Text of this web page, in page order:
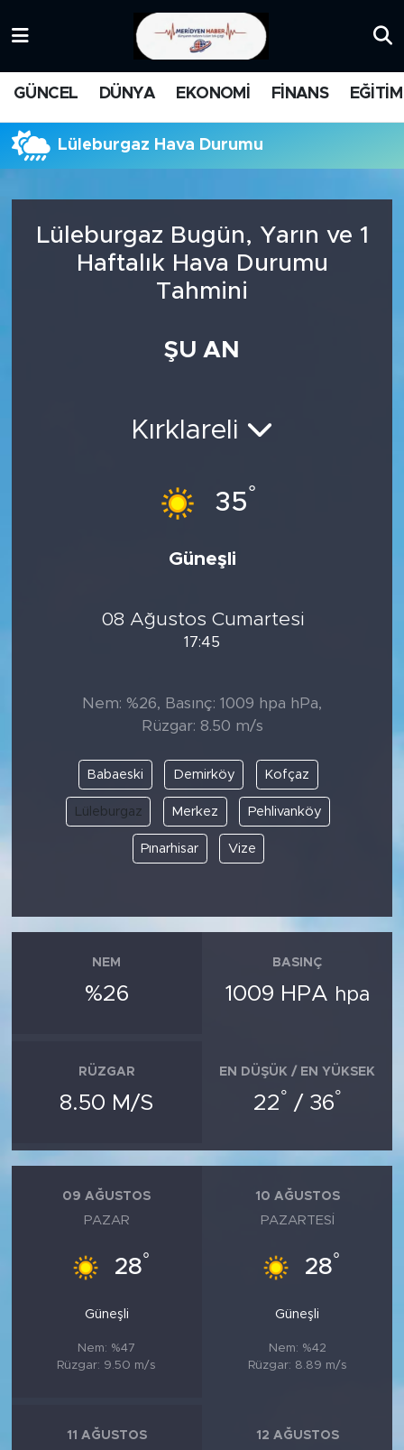
GÜNCEL DÜNYA EKONOMİ FİNANS EĞİTİM
Lüleburgaz Hava Durumu
Lüleburgaz Bugün, Yarın ve 1
Haftalık Hava Durumu
Tahmini
ŞU AN
Kırklareli
35°
Güneşli
08 Ağustos Cumartesi
17:45
Nem: %26, Basınç: 1009 hpa hPa,
Rüzgar: 8.50 m/s
Babaeski Demirköy Kofçaz
Lüleburgaz Merkez Pehlivanköy
Pınarhisar Vize
NEM
%26
BASINÇ
1009 HPA hpa
RÜZGAR
8.50 M/S
EN DÜŞÜK / EN YÜKSEK
22° / 36°
09 AĞUSTOS
PAZAR
28°
Güneşli
Nem: %47
Rüzgar: 9.50 m/s
10 AĞUSTOS
PAZARTESI
28°
Güneşli
Nem: %42
Rüzgar: 8.89 m/s
11 AĞUSTOS 12 AĞUSTOS
FİNANS
BİLİM-TEKNOLOJİ
DİNİ
POLİTİKA
EKONOMİ
TARİHTEN GÜNÜMÜZE
KADIN
MEDYA KÖŞESİ
FOTO GALERİ
VİDEOLAR
ALINTI YAZARLAR
Süper Lig Puan Durumu ve Fikstür
Tüm Manşetler
Son Dakika Haberleri